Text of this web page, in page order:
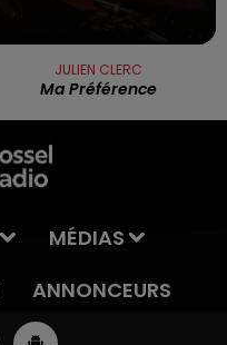
JULIEN CLERC
Ma Préférence
MÉDIAS
ANNONCEURS